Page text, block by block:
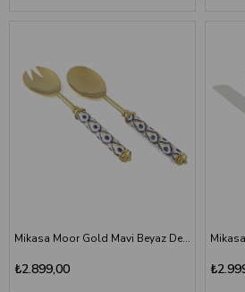
Mikasa Moor Gold Mavi Beyaz Desenli Lüks Salata Servis Seti
₺2.899,00